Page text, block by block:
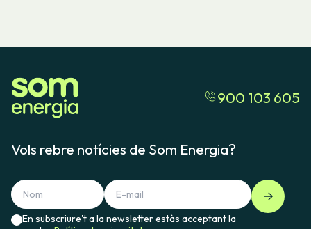
900 103 605
Vols rebre notícies de Som Energia?
En subscriure't a la newsletter estàs acceptant la